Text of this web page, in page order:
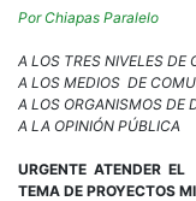
Por Chiapas Paralelo
A LOS TRES NIVELES DE
A LOS MEDIOS DE
A LOS ORGANISMOS DE
A LA OPINIÓN PÚBLICA
URGENTE ATENDER EL
TEMA DE PROYECTOS